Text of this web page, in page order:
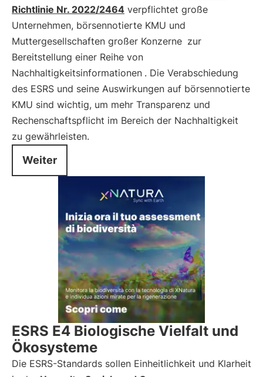
Richtlinie Nr. 2022/2464 verpflichtet große
Unternehmen, börsennotierte KMU und
Muttergesellschaften großer Konzerne zur
Bereitstellung einer Reihe von
Nachhaltigkeitsinformationen . Die Verabschiedung
des ESRS und seine Auswirkungen auf börsennotierte
KMU sind wichtig, um mehr Transparenz und
Rechenschaftspflicht im Bereich der Nachhaltigkeit
zu gewährleisten.
Weiter
ESRS E4 Biologische Vielfalt und
Ökosysteme
Die ESRS-Standards sollen Einheitlichkeit und Klarheit